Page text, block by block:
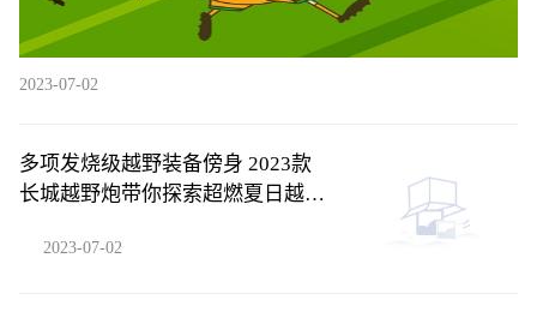
2023-07-02
多项发烧级越野装备傍身 2023款
长城越野炮带你探索超燃夏日越野
2023-07-02